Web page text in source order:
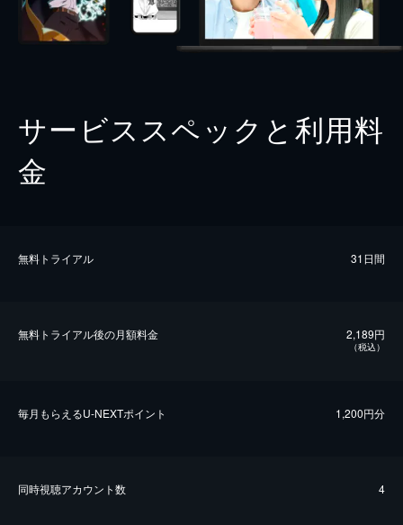
サービススペックと利用料
金
無料トライアル 31日間
無料トライアル後の⽉額料金 2,189円
（税込）
毎⽉もらえるU-NEXTポイント 1,200円分
同時視聴アカウント数 4